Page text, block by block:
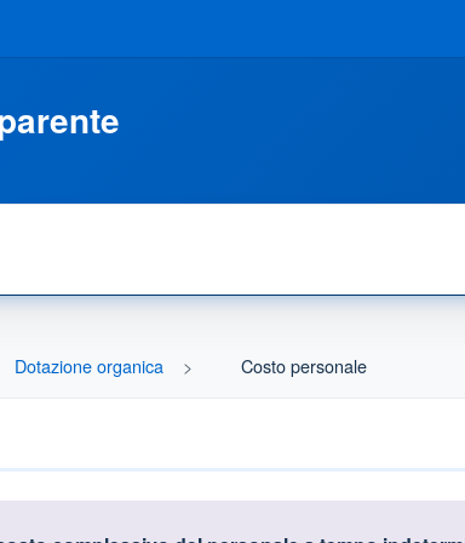
Dotazione organica Costo personale